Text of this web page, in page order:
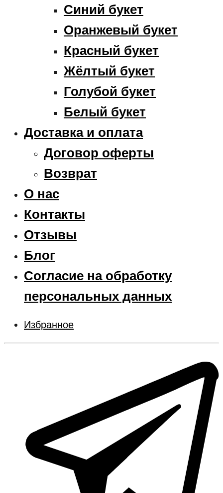
Синий букет
Оранжевый букет
Красный букет
Жёлтый букет
Голубой букет
Белый букет
Доставка и оплата
Договор оферты
Возврат
О нас
Контакты
Отзывы
Блог
Согласие на обработку
персональных данных
Избранное